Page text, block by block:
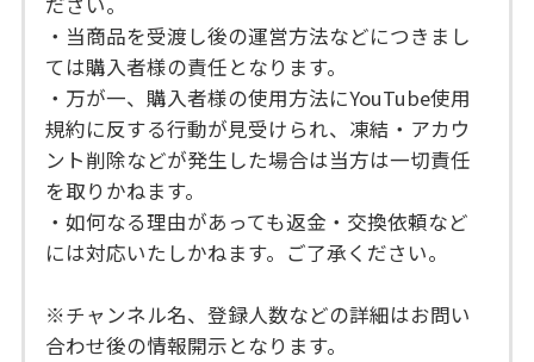
・当商品を受渡し後の運営方法などにつきまし
ては購入者様の責任となります。
・万が一、購入者様の使用方法にYouTube使用
規約に反する行動が見受けられ、凍結・アカウ
ント削除などが発生した場合は当方は一切責任
を取りかねます。
・如何なる理由があっても返金・交換依頼など
には対応いたしかねます。ご了承ください。
※チャンネル名、登録人数などの詳細はお問い
合わせ後の情報開示となります。